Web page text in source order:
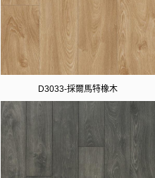
D3033-採爾馬特橡木